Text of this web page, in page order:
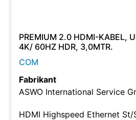
PREMIUM 2.0 HDMI-KABEL,
4K/ 60HZ HDR, 3,0MTR.
COM
Fabrikant
ASWO International Service
HDMI Highspeed Ethernet St/